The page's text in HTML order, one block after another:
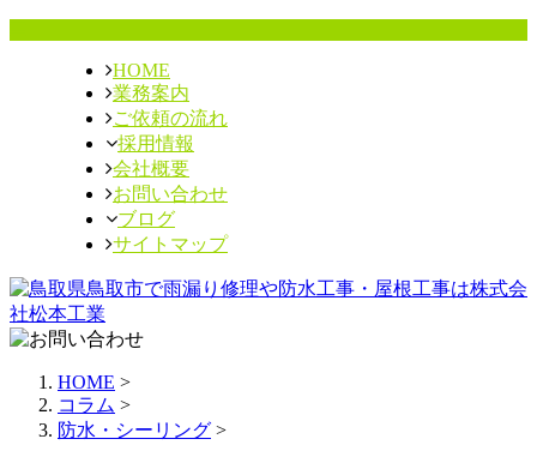
HOME
業務案内
ご依頼の流れ
採用情報
会社概要
お問い合わせ
ブログ
サイトマップ
HOME >
コラム >
防水・シーリング >